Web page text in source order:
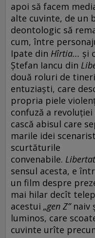
apoi să facem
alte cuvinte, de un
deontologic să
cum, între
Ipate din Hîrtia... și
Ștefan Iancu din
două roluri de tineri
entuziaști, care
propria piele
confuză a revoluției
cască abisul care
marile idei
scurtăturile
convenabile.
sensul acesta, e
un film despre
mai hilar decît
acestui „gen Z”naiv
luminos, care
cuvinte urîte